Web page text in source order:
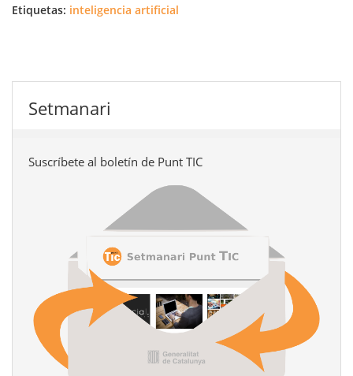
Etiquetas: inteligencia artificial
Setmanari
Suscríbete al boletín de Punt TIC